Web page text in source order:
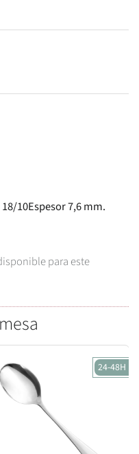
10Espesor 7,6 mm.
para este
24-48H